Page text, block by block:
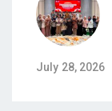
July 28, 2026